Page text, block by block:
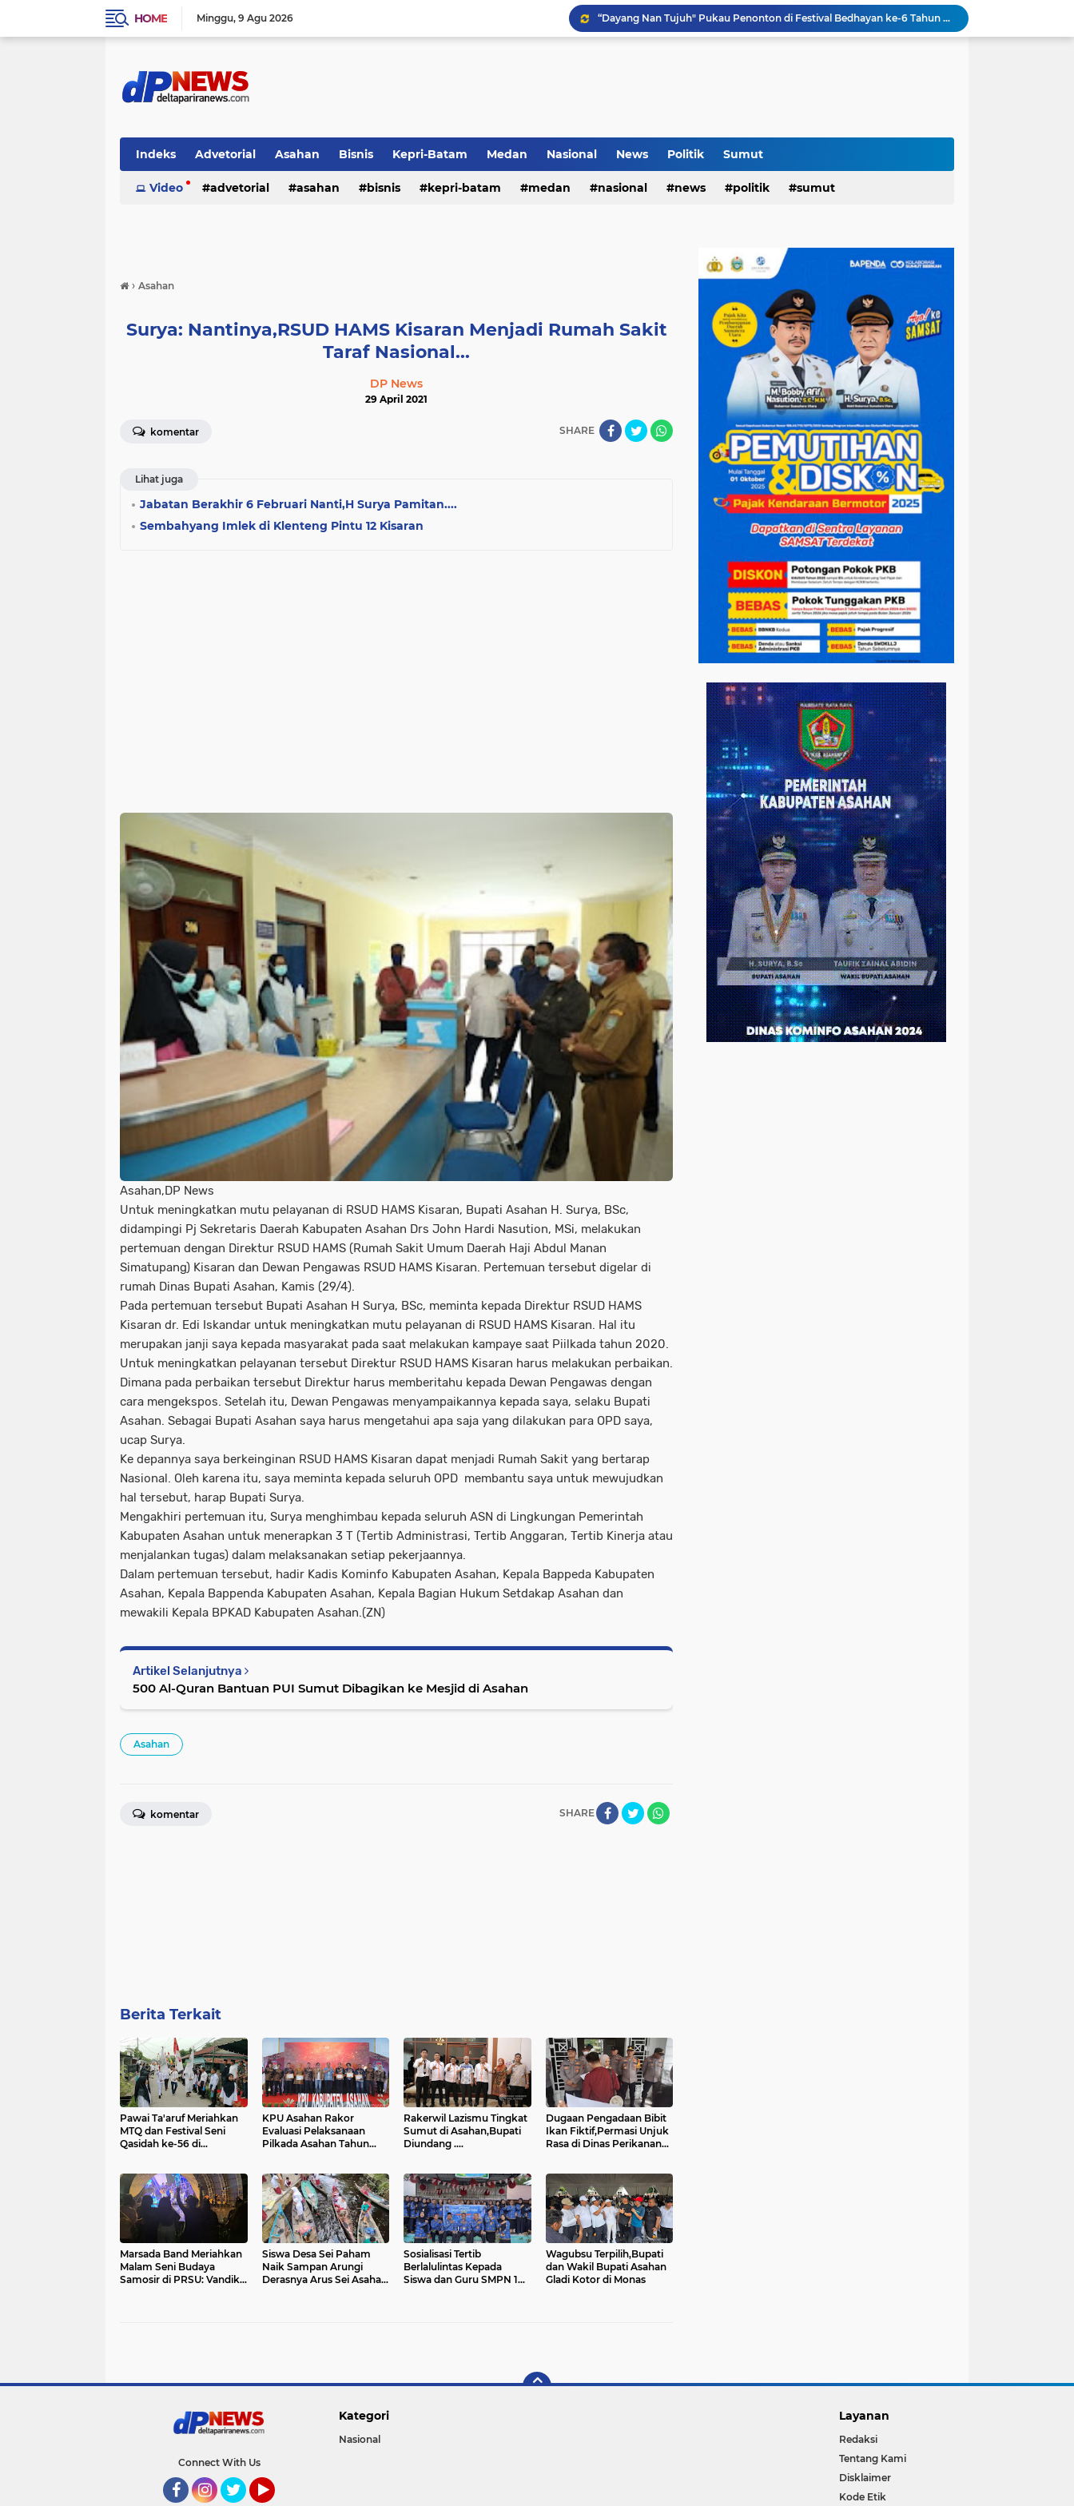
HOME Minggu 9 Agu 2026
“Dayang Nan Tujuh" Pukau Penonton di Festival Bedhayan ke-6 Tahun 2026: Rico, Tokoh Peduli Budaya....
Pemko Medan Raih Piagam Penghargaan Peringkat II Dari BKN
Rico di Sekolah Rakyat Jalan Flamboyan: 36 Kelas,270 Siswa
800 Karateka Forki Bakal Tarung di Open Turnamen Karate Piala Walikota Medan
Indeks Advetorial Asahan Bisnis Kepri-Batam Medan Nasional News Politik Sumut
Video advetorial asahan bisnis kepri-batam medan nasional news politik sumut
› Asahan
Surya: Nantinya,RSUD HAMS Kisaran Menjadi Rumah Sakit
Taraf Nasional...
DP News
29 April 2021
komentar SHARE
Lihat juga
Jabatan Berakhir 6 Februari Nanti,H Surya Pamitan....
Sembahyang Imlek di Klenteng Pintu 12 Kisaran
Asahan,DP News
Untuk meningkatkan mutu pelayanan di RSUD HAMS Kisaran, Bupati Asahan H. Surya, BSc,
didampingi Pj Sekretaris Daerah Kabupaten Asahan Drs John Hardi Nasution, MSi, melakukan
pertemuan dengan Direktur RSUD HAMS (Rumah Sakit Umum Daerah Haji Abdul Manan
Simatupang) Kisaran dan Dewan Pengawas RSUD HAMS Kisaran. Pertemuan tersebut digelar di
rumah Dinas Bupati Asahan, Kamis (29/4).
Pada pertemuan tersebut Bupati Asahan H Surya, BSc, meminta kepada Direktur RSUD HAMS
Kisaran dr. Edi Iskandar untuk meningkatkan mutu pelayanan di RSUD HAMS Kisaran. Hal itu
merupakan janji saya kepada masyarakat pada saat melakukan kampaye saat Piilkada tahun 2020.
Untuk meningkatkan pelayanan tersebut Direktur RSUD HAMS Kisaran harus melakukan perbaikan.
Dimana pada perbaikan tersebut Direktur harus memberitahu kepada Dewan Pengawas dengan
cara mengekspos. Setelah itu, Dewan Pengawas menyampaikannya kepada saya, selaku Bupati
Asahan. Sebagai Bupati Asahan saya harus mengetahui apa saja yang dilakukan para OPD saya,
ucap Surya.
Ke depannya saya berkeinginan RSUD HAMS Kisaran dapat menjadi Rumah Sakit yang bertarap
Nasional. Oleh karena itu, saya meminta kepada seluruh OPD membantu saya untuk mewujudkan
hal tersebut, harap Bupati Surya.
Mengakhiri pertemuan itu, Surya menghimbau kepada seluruh ASN di Lingkungan Pemerintah
Kabupaten Asahan untuk menerapkan 3 T (Tertib Administrasi, Tertib Anggaran, Tertib Kinerja atau
menjalankan tugas) dalam melaksanakan setiap pekerjaannya.
Dalam pertemuan tersebut, hadir Kadis Kominfo Kabupaten Asahan, Kepala Bappeda Kabupaten
Asahan, Kepala Bappenda Kabupaten Asahan, Kepala Bagian Hukum Setdakap Asahan dan
mewakili Kepala BPKAD Kabupaten Asahan.(ZN)
Artikel Selanjutnya
500 Al-Quran Bantuan PUI Sumut Dibagikan ke Mesjid di Asahan
Asahan
SHARE
komentar
Berita Terkait
Pawai Ta'aruf Meriahkan
MTQ dan Festival Seni
Qasidah ke-56 di
KPU Asahan Rakor
Evaluasi Pelaksanaan
Pilkada Asahan Tahun
Rakerwil Lazismu Tingkat
Sumut di Asahan,Bupati
Diundang ....
Dugaan Pengadaan Bibit
Ikan Fiktif,Permasi Unjuk
Rasa di Dinas Perikanan
Marsada Band Meriahkan
Malam Seni Budaya
Samosir di PRSU: Vandiko
Siswa Desa Sei Paham
Naik Sampan Arungi
Derasnya Arus Sei Asahan
Sosialisasi Tertib
Berlalulintas Kepada
Siswa dan Guru SMPN 1
Wagubsu Terpilih,Bupati
dan Wakil Bupati Asahan
Gladi Kotor di Monas
Connect With Us
Kategori
Nasional
Layanan
Redaksi
Tentang Kami
Disklaimer
Kode Etik